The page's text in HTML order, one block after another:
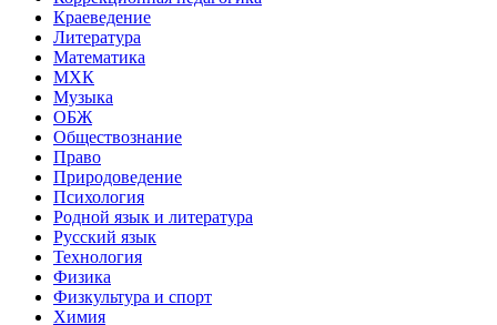
Краеведение
Литература
Математика
МХК
Музыка
ОБЖ
Обществознание
Право
Природоведение
Психология
Родной язык и литература
Русский язык
Технология
Физика
Физкультура и спорт
Химия